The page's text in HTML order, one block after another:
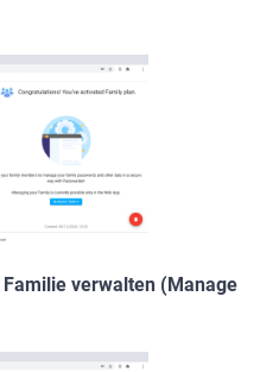
Familie verwalten (Manage